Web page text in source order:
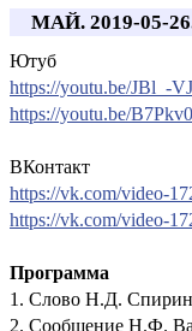
МАЙ. 2019-05-
Ютуб
https://youtu.be/JBl_-
https://youtu.be/
ВКонтакт
https://vk.com/video-
https://vk.com/video-
Программа
1. Слово Н.Д.
2. Сообщение Н.Ф.